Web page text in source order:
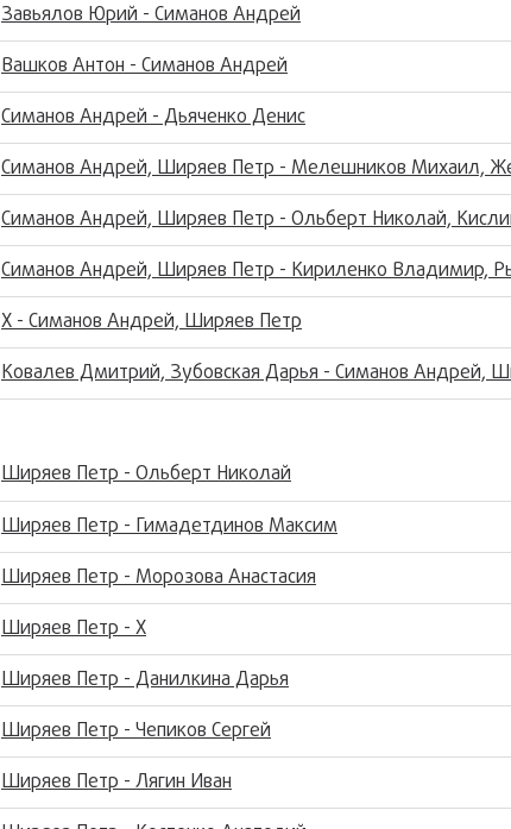
Завьялов Юрий - Симанов Андрей
Вашков Антон - Симанов Андрей
Симанов Андрей - Дьяченко Денис
Симанов Андрей, Ширяев Петр - Мелешников Михаил,
Симанов Андрей, Ширяев Петр - Ольберт Николай,
Симанов Андрей, Ширяев Петр - Кириленко Владимир,
Х - Симанов Андрей, Ширяев Петр
Ковалев Дмитрий, Зубовская Дарья - Симанов Андрей,
Ширяев Петр - Ольберт Николай
Ширяев Петр - Гимадетдинов Максим
Ширяев Петр - Морозова Анастасия
Ширяев Петр - Х
Ширяев Петр - Данилкина Дарья
Ширяев Петр - Чепиков Сергей
Ширяев Петр - Лягин Иван